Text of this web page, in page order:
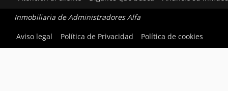
Inmobiliaria de Administradores Alfa
Aviso legal
Política de Privacidad Política de cookies